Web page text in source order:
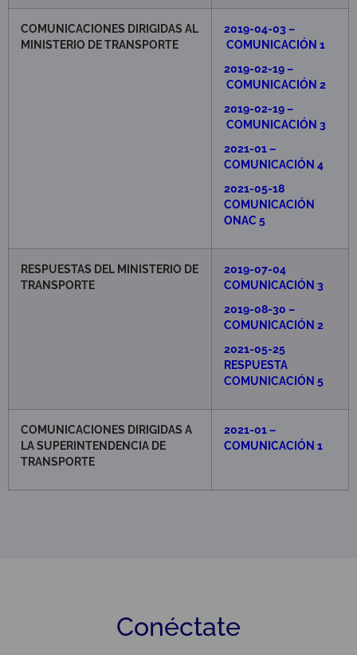
COMUNICACIONES DIRIGIDAS AL
MINISTERIO DE TRANSPORTE
2019-04-03 –
COMUNICACIÓN 1
2019-02-19 –
COMUNICACIÓN 2
2019-02-19 –
COMUNICACIÓN 3
2021-01 –
COMUNICACIÓN 4
2021-05-18
COMUNICACIÓN
ONAC 5
RESPUESTAS DEL MINISTERIO DE
TRANSPORTE
2019-07-04
COMUNICACIÓN 3
2019-08-30 –
COMUNICACIÓN 2
2021-05-25
RESPUESTA
COMUNICACIÓN 5
COMUNICACIONES DIRIGIDAS A
LA SUPERINTENDENCIA DE
TRANSPORTE
2021-01 –
COMUNICACIÓN 1
Conéctate